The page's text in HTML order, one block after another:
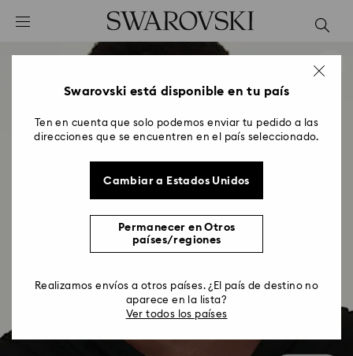
Accesskeys list
2 - FooterSwarovski está disponible en tu país
Ten en cuenta que solo podemos enviar tu pedido a las
direcciones que se encuentren en el país seleccionado.
Cambiar a Estados Unidos
Permanecer en Otros
países/regiones
Realizamos envíos a otros países. ¿El país de destino no
aparece en la lista?
Ver todos los países